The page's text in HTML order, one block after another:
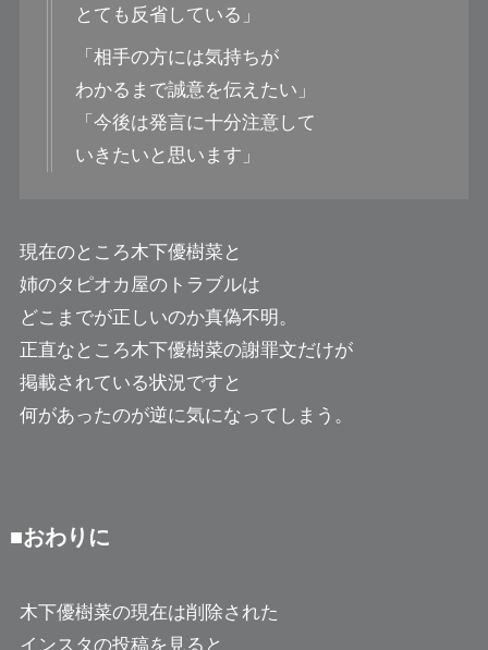
とても反省している」
「相手の方には気持ちが
わかるまで誠意を伝えたい」
「今後は発言に十分注意して
いきたいと思います」
現在のところ木下優樹菜と
姉のタピオカ屋のトラブルは
どこまでが正しいのか真偽不明。
正直なところ木下優樹菜の謝罪文だけが
掲載されている状況ですと
何があったのが逆に気になってしまう。
■おわりに
木下優樹菜の現在は削除された
インスタの投稿を見ると